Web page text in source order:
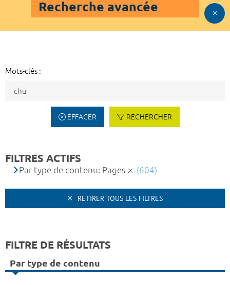
Recherche avancée
Mots-clés :
EFFACER RECHERCHER
FILTRES ACTIFS
Par type de contenu: Pages (604)
RETIRER TOUS LES FILTRES
FILTRE DE RÉSULTATS
Par type de contenu